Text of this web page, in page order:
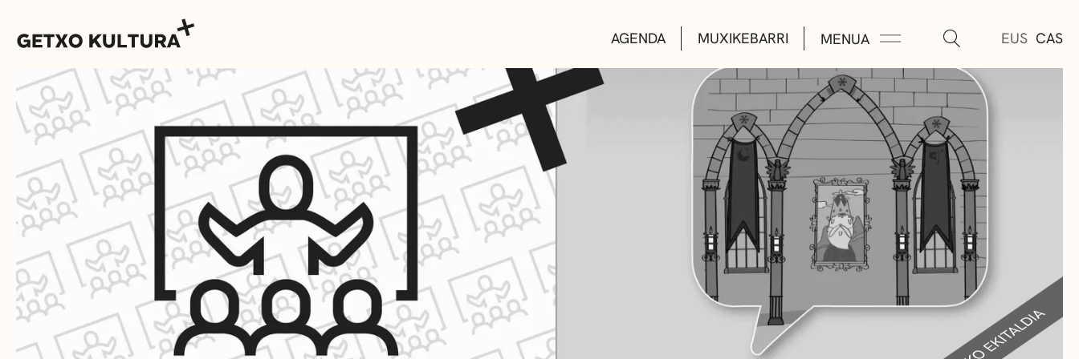
AGENDA MUXIKEBARRI MENUA EUS CAS
AGENDA
MUXIKEBARRI
KONTAKTUA
KULTUR ETXEAK
LIBURUTEGIAK
MUSIKA ESKOLA